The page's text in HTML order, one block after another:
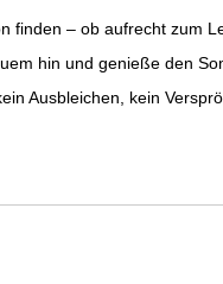
finden – ob aufrecht zum
hin und genieße den
Ausbleichen, kein